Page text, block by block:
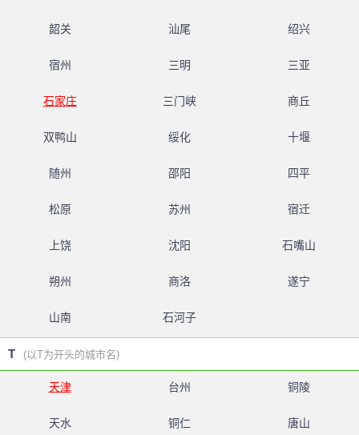
韶关 汕尾 绍兴
宿州 三明 三亚
石家庄 三门峡 商丘
双鸭山 绥化 十堰
随州 邵阳 四平
松原 苏州 宿迁
上饶 沈阳 石嘴山
朔州 商洛 遂宁
山南 石河子
T (以T为开头的城市名)
天津 台州 铜陵
天水 铜仁 唐山